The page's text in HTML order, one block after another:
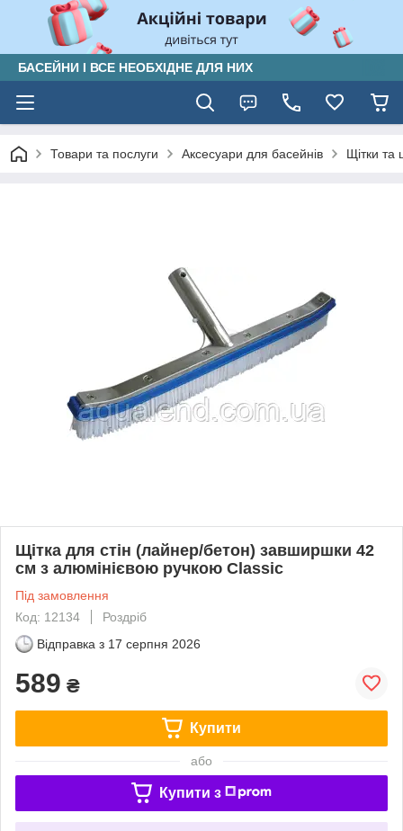
БАСЕЙНИ І ВСЕ НЕОБХІДНЕ ДЛЯ НИХ
Товари та послуги Аксесуари для басейнів Щітки
Щітка для стін (лайнер/бетон) завширшки 42
см з алюмінієвою ручкою Classic
Під замовлення
Код: 12134
Роздріб
Відправка з 17 серпня 2026
589 ₴
Купити
або
Купити з